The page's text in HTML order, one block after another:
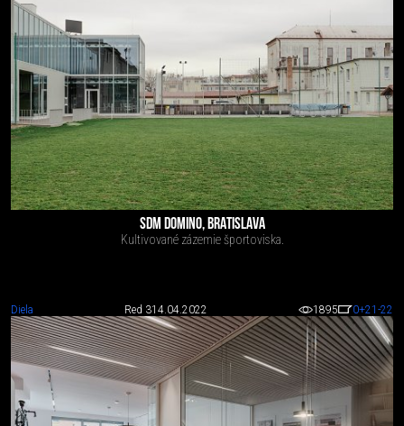
SDM DOMINO, BRATISLAVA
Kultivované zázemie športoviska.
Diela Red 314.04.2022 1895 0+21 -22